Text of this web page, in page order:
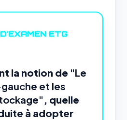
ETG
la notion de "Le
et les
, quelle
à adopter